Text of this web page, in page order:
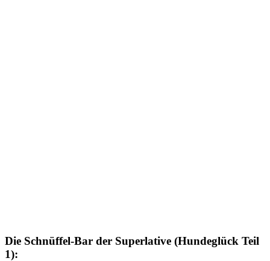
Die Schnüffel-Bar der Superlative (Hundeglück Teil
1):